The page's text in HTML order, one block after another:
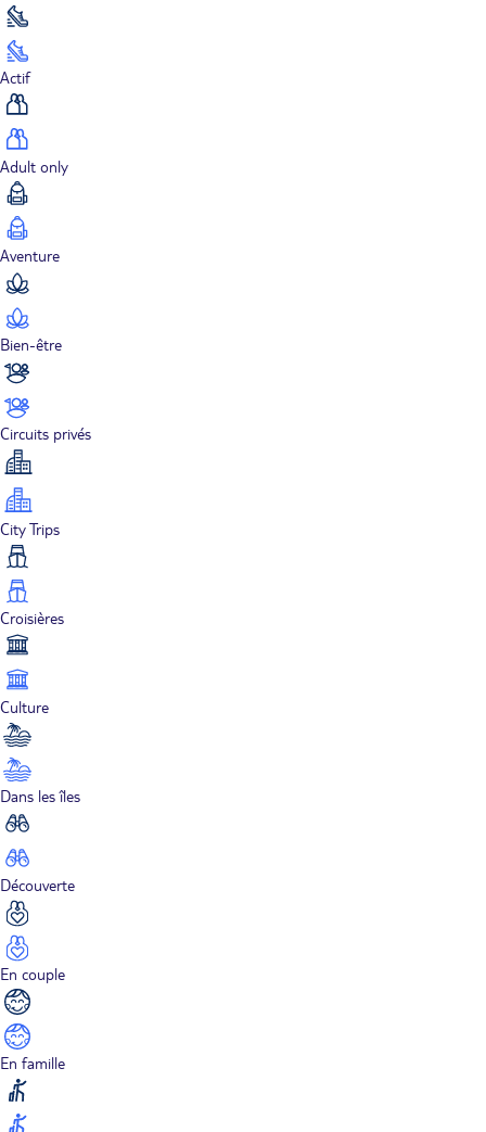
Actif
Adult only
Aventure
Bien-être
Circuits privés
City Trips
Croisières
Culture
Dans les îles
Découverte
En couple
En famille